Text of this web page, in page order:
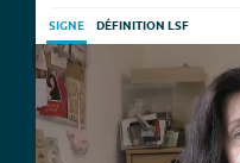
SIGNE DÉFINITION LSF